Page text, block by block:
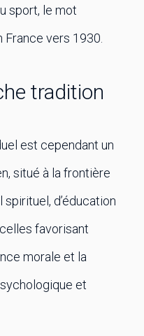
sport, le mot
vers 1930.
tradition
est cependant un
situé à la frontière
d’éducation
favorisant
morale et la
et